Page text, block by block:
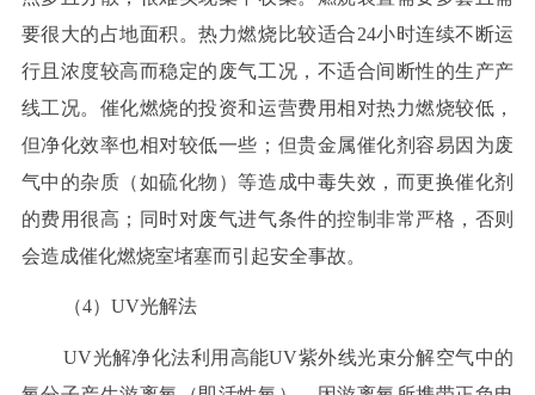
要很大的占地面积。热力燃烧比较适合24小时连续不断运
行且浓度较高而稳定的废气工况，不适合间断性的生产产
线工况。催化燃烧的投资和运营费用相对热力燃烧较低，
但净化效率也相对较低一些；但贵金属催化剂容易因为废
气中的杂质（如硫化物）等造成中毒失效，而更换催化剂
的费用很高；同时对废气进气条件的控制非常严格，否则
会造成催化燃烧室堵塞而引起安全事故。
（4）UV光解法
UV光解净化法利用高能UV紫外线光束分解空气中的